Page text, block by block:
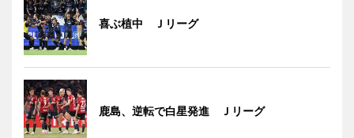
喜ぶ植中 Ｊリーグ
鹿島、逆転で白星発進 Ｊリーグ